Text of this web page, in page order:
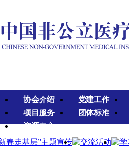
协会介绍 党建工作
项目服务 团体标准
资源中心